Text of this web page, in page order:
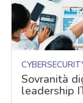
Sovranità
leadership